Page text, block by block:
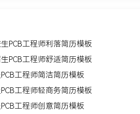
PCB工程师利落简历模板
PCB工程师舒适简历模板
工程师简洁简历模板
工程师轻商务简历模板
工程师创意简历模板